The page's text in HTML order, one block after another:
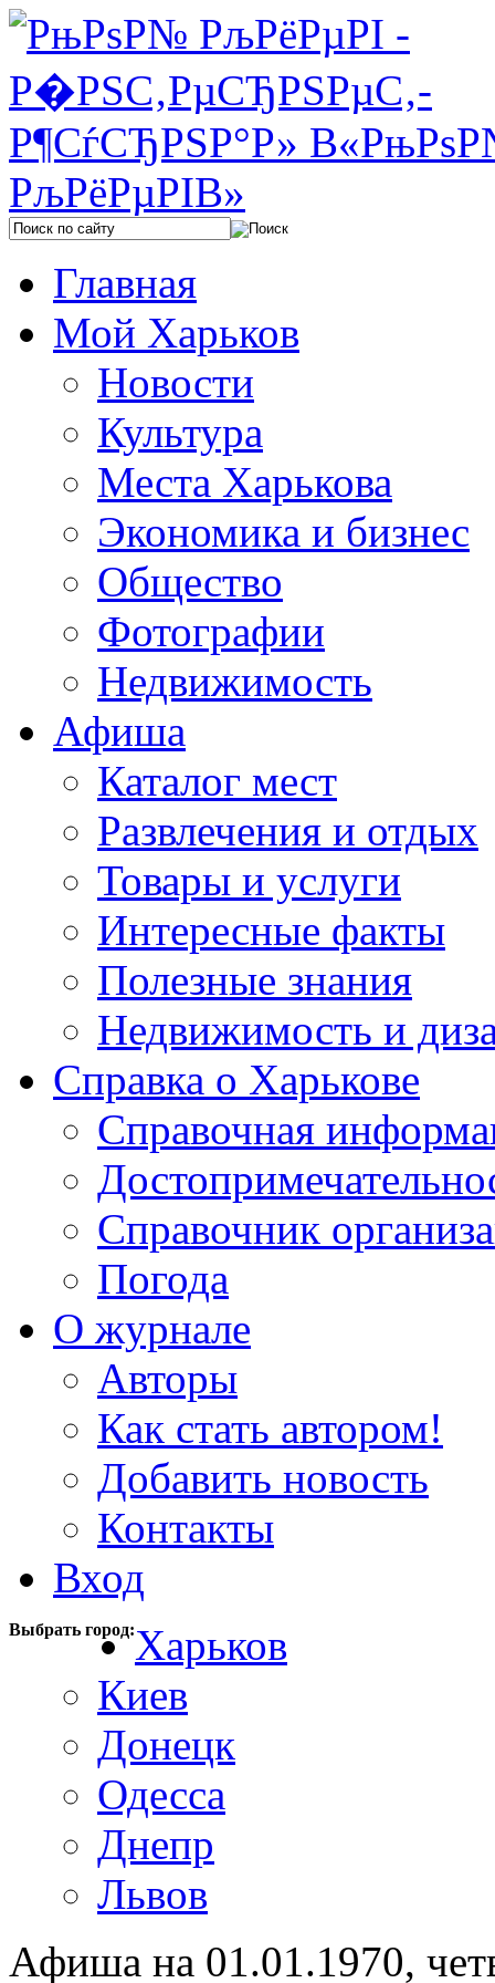
Главная
Мой Харьков
Новости
Культура
Места Харькова
Экономика и бизнес
Общество
Фотографии
Недвижимость
Афиша
Каталог мест
Развлечения и отдых
Товары и услуги
Интересные факты
Полезные знания
Недвижимость и
Справка о Харькове
Справочная
Справочник
Погода
О журнале
Авторы
Как стать автором!
Добавить новость
Контакты
Вход
Выбрать город:Харьков
Киев
Донецк
Одесса
Днепр
Львов
Афиша на 01.01.1970,